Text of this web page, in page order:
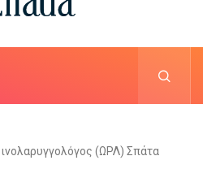
(ΩΡΛ) Σπάτα